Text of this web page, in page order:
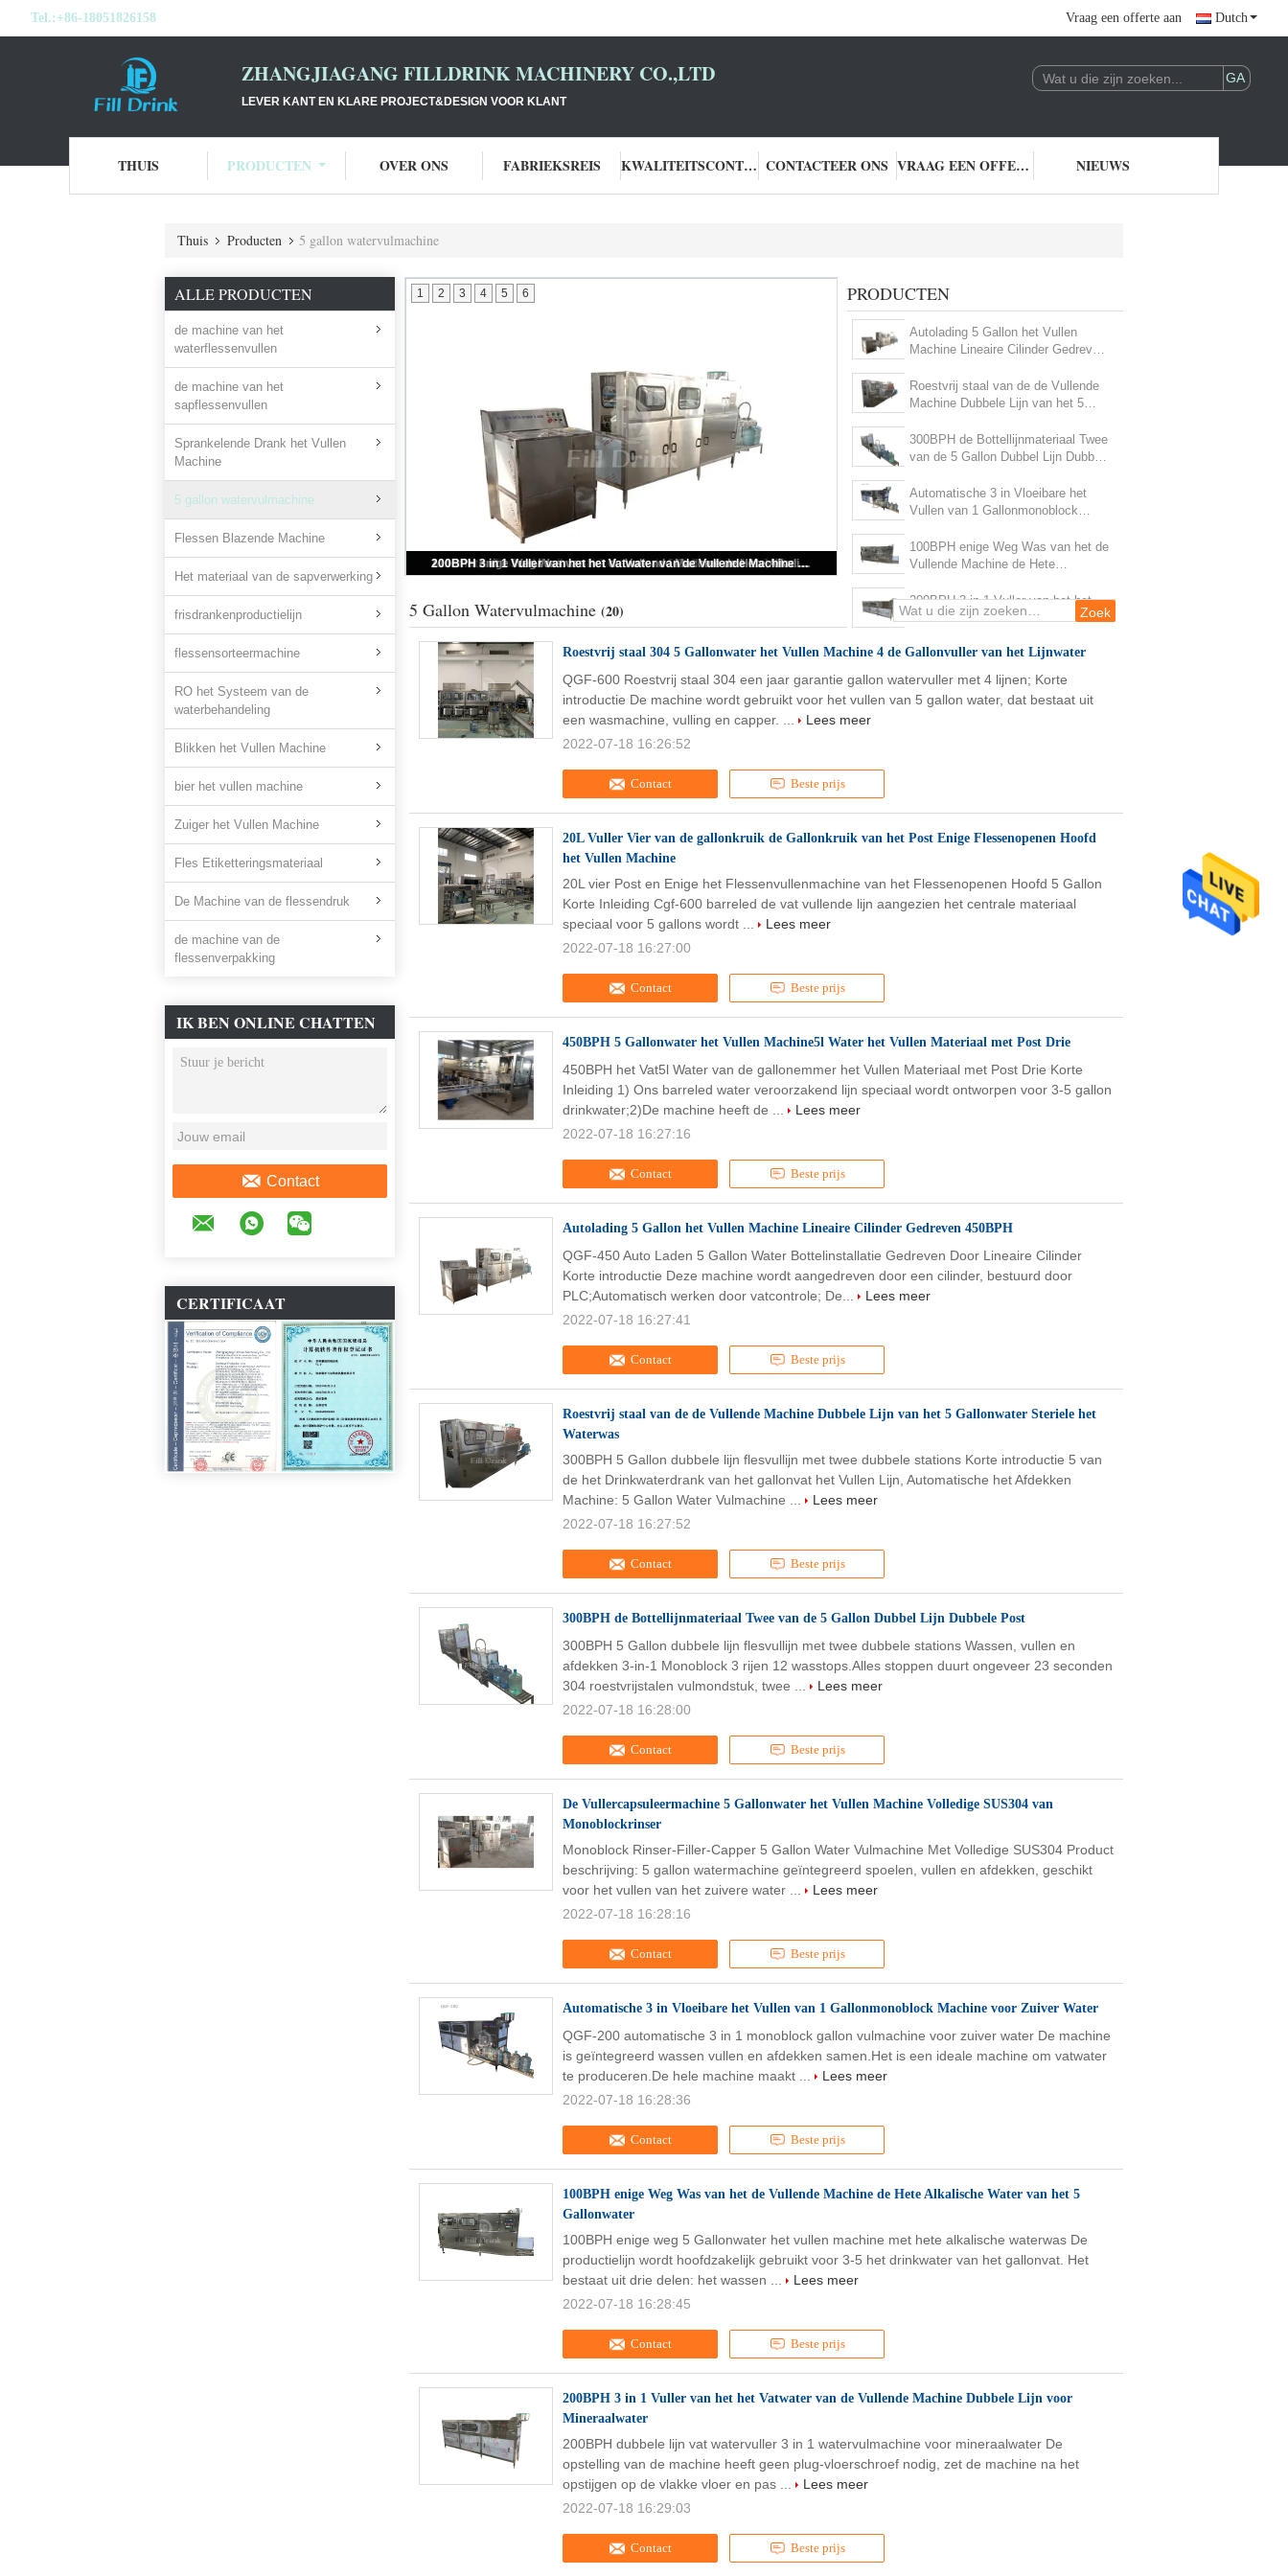
Tel.: +86-18051826158 Vraag een offerte aan Dutch
ZHANGJIAGANG FILLDRINK MACHINERY CO.,LTD
LEVER KANT EN KLARE PROJECT&DESIGN VOOR KLANT
THUIS PRODUCTEN OVER ONS FABRIEKSREIS KWALITEITSCONTROLE CONTACTEER ONS VRAAG EEN OFFERTE AAN NIEUWS
Thuis Producten 5 gallon watervulmachine
ALLE PRODUCTEN
de machine van het
waterflessenvullen
de machine van het
sapflessenvullen
Sprankelende Drank het Vullen
Machine
5 gallon watervulmachine
Flessen Blazende Machine
Het materiaal van de sapverwerking
frisdrankenproductielijn
flessensorteermachine
RO het Systeem van de
waterbehandeling
Blikken het Vullen Machine
bier het vullen machine
Zuiger het Vullen Machine
Fles Etiketteringsmateriaal
De Machine van de flessendruk
de machine van de
flessenverpakking
IK BEN ONLINE CHATTEN
NU
Contact
CERTIFICAAT
Autolading 5 Gallon het Vullen Machine Lineaire Cilinder Gedreven 450BPH
1 2 3 4 5 6 PRODUCTEN
Autolading 5 Gallon het Vullen
Machine Lineaire Cilinder Gedreven
Roestvrij staal van de de Vullende
Machine Dubbele Lijn van het 5
300BPH de Bottellijnmateriaal Twee
van de 5 Gallon Dubbel Lijn Dubbele
Automatische 3 in Vloeibare het
Vullen van 1 Gallonmonoblock
100BPH enige Weg Was van het de
Vullende Machine de Hete
Gallonwater
200BPH 3 in 1 Vuller van het het
Vatwater van de Vullende Machine
5 Gallon Watervulmachine (20)
Roestvrij staal 304 5 Gallonwater het Vullen Machine 4 de Gallonvuller van het Lijnwater
Contact Beste prijs
QGF-600 Roestvrij staal 304 een jaar garantie gallon watervuller met 4 lijnen; Korte
introductie De machine wordt gebruikt voor het vullen van 5 gallon water, dat bestaat uit
een wasmachine, vulling en capper. ...
Lees meer
2022-07-18 16:26:52
20L Vuller Vier van de gallonkruik de Gallonkruik van het Post Enige Flessenopenen Hoofd
het Vullen Machine
Contact Beste prijs
20L vier Post en Enige het Flessenvullenmachine van het Flessenopenen Hoofd 5 Gallon
Korte Inleiding Cgf-600 barreled de vat vullende lijn aangezien het centrale materiaal
speciaal voor 5 gallons wordt ...
Lees meer
2022-07-18 16:27:00
450BPH 5 Gallonwater het Vullen Machine5l Water het Vullen Materiaal met Post Drie
Contact Beste prijs
450BPH het Vat5l Water van de gallonemmer het Vullen Materiaal met Post Drie Korte
Inleiding 1) Ons barreled water veroorzakend lijn speciaal wordt ontworpen voor 3-5 gallon
drinkwater;2)De machine heeft de ...
Lees meer
2022-07-18 16:27:16
Autolading 5 Gallon het Vullen Machine Lineaire Cilinder Gedreven 450BPH
Contact Beste prijs
QGF-450 Auto Laden 5 Gallon Water Bottelinstallatie Gedreven Door Lineaire Cilinder
Korte introductie Deze machine wordt aangedreven door een cilinder, bestuurd door
PLC;Automatisch werken door vatcontrole; De...
Lees meer
2022-07-18 16:27:41
Roestvrij staal van de de Vullende Machine Dubbele Lijn van het 5 Gallonwater Steriele het
Waterwas
Contact Beste prijs
300BPH 5 Gallon dubbele lijn flesvullijn met twee dubbele stations Korte introductie 5 van
de het Drinkwaterdrank van het gallonvat het Vullen Lijn, Automatische het Afdekken
Machine: 5 Gallon Water Vulmachine ...
Lees meer
2022-07-18 16:27:52
300BPH de Bottellijnmateriaal Twee van de 5 Gallon Dubbel Lijn Dubbele Post
Contact Beste prijs
300BPH 5 Gallon dubbele lijn flesvullijn met twee dubbele stations Wassen, vullen en
afdekken 3-in-1 Monoblock 3 rijen 12 wasstops.Alles stoppen duurt ongeveer 23 seconden
304 roestvrijstalen vulmondstuk, twee ...
Lees meer
2022-07-18 16:28:00
De Vullercapsuleermachine 5 Gallonwater het Vullen Machine Volledige SUS304 van
Monoblockrinser
Contact Beste prijs
Monoblock Rinser-Filler-Capper 5 Gallon Water Vulmachine Met Volledige SUS304 Product
beschrijving: 5 gallon watermachine geïntegreerd spoelen, vullen en afdekken, geschikt
voor het vullen van het zuivere water ...
Lees meer
2022-07-18 16:28:16
Automatische 3 in Vloeibare het Vullen van 1 Gallonmonoblock Machine voor Zuiver Water
Contact Beste prijs
QGF-200 automatische 3 in 1 monoblock gallon vulmachine voor zuiver water De machine
is geïntegreerd wassen vullen en afdekken samen.Het is een ideale machine om vatwater
te produceren.De hele machine maakt ...
Lees meer
2022-07-18 16:28:36
100BPH enige Weg Was van het de Vullende Machine de Hete Alkalische Water van het 5
Gallonwater
Contact Beste prijs
100BPH enige weg 5 Gallonwater het vullen machine met hete alkalische waterwas De
productielijn wordt hoofdzakelijk gebruikt voor 3-5 het drinkwater van het gallonvat. Het
bestaat uit drie delen: het wassen ...
Lees meer
2022-07-18 16:28:45
200BPH 3 in 1 Vuller van het het Vatwater van de Vullende Machine Dubbele Lijn voor
Mineraalwater
Contact Beste prijs
200BPH dubbele lijn vat watervuller 3 in 1 watervulmachine voor mineraalwater De
opstelling van de machine heeft geen plug-vloerschroef nodig, zet de machine na het
opstijgen op de vlakke vloer en pas ...
Lees meer
2022-07-18 16:29:03